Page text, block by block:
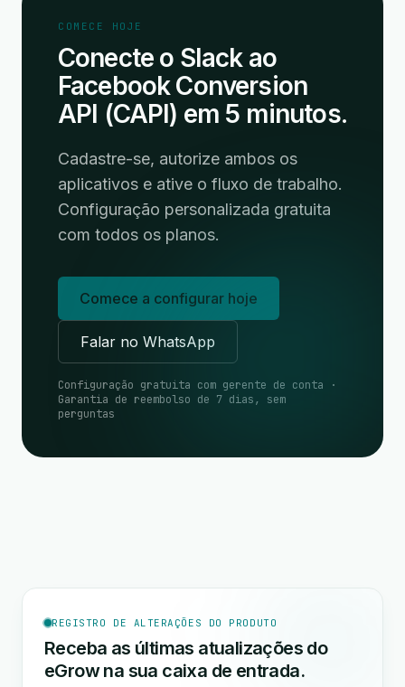
COMECE HOJE
Conecte o Slack ao
Facebook Conversion
API (CAPI) em 5 minutos.
Cadastre-se, autorize ambos os
aplicativos e ative o fluxo de trabalho.
Configuração personalizada gratuita
com todos os planos.
Comece a configurar hoje
Falar no WhatsApp
Configuração gratuita com gerente de conta ·
Garantia de reembolso de 7 dias, sem
perguntas
REGISTRO DE ALTERAÇÕES DO PRODUTO
Receba as últimas atualizações do
eGrow na sua caixa de entrada.